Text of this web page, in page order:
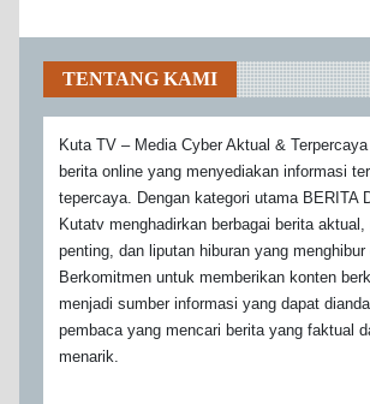
TENTANG KAMI
Kuta TV – Media Cyber Aktual &
berita online yang menyediakan informasi
tepercaya. Dengan kategori utama BERITA
Kutatv menghadirkan berbagai berita aktual,
penting, dan liputan hiburan yang menghibur
Berkomitmen untuk memberikan konten
menjadi sumber informasi yang dapat
pembaca yang mencari berita yang faktual
menarik.